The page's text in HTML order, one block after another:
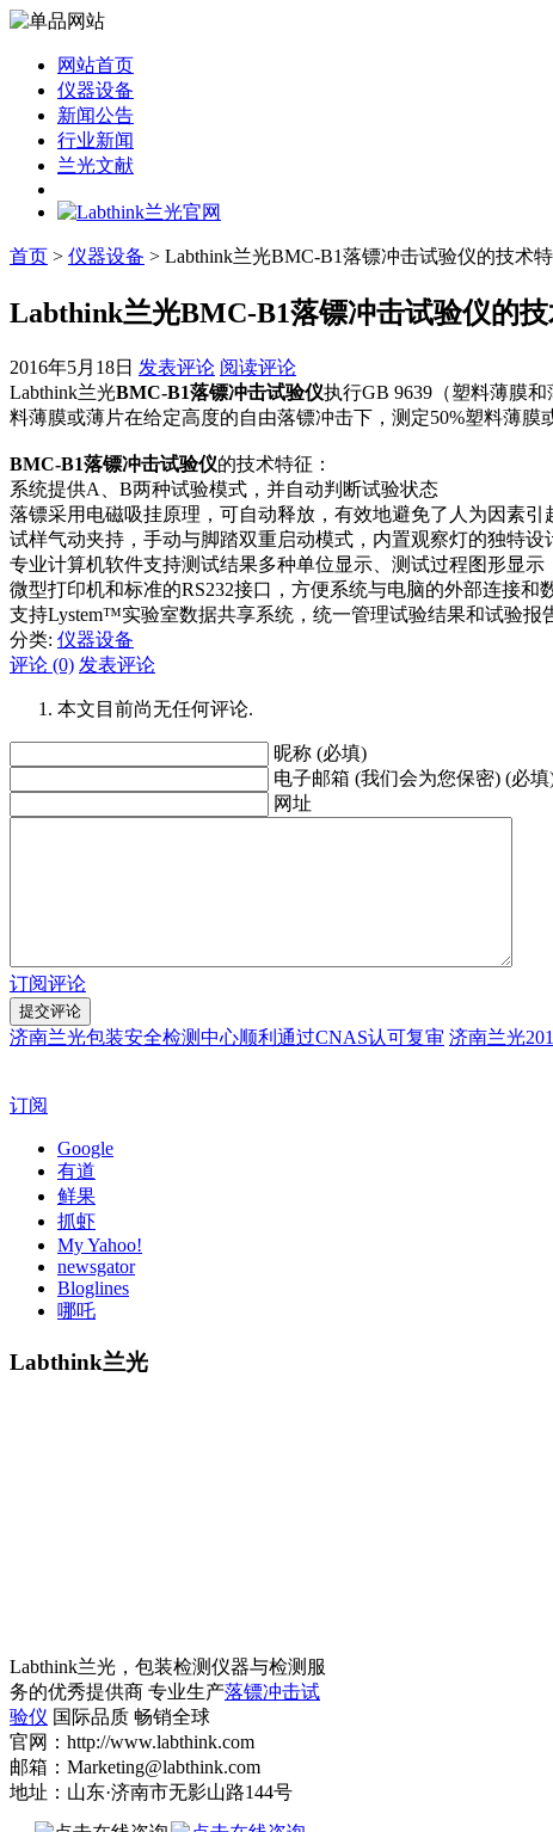
网站首页
仪器设备
新闻公告
行业新闻
兰光文献
首页 > 仪器设备 > Labthink兰光BMC-B1落镖冲击试验仪的技术
Labthink兰光BMC-B1落镖冲击试验仪的
2016年5月18日 发表评论 阅读评论
Labthink兰光BMC-B1落镖冲击试验仪执行GB 9639（塑料薄膜
料薄膜或薄片在给定高度的自由落镖冲击下，测定50%塑料薄膜
BMC-B1落镖冲击试验仪的技术特征：
系统提供A、B两种试验模式，并自动判断试验状态
落镖采用电磁吸挂原理，可自动释放，有效地避免了人为因素引
试样气动夹持，手动与脚踏双重启动模式，内置观察灯的独特
专业计算机软件支持测试结果多种单位显示、测试过程图形显
微型打印机和标准的RS232接口，方便系统与电脑的外部连接和
支持Lystem™实验室数据共享系统，统一管理试验结果和试验报
分类: 仪器设备
评论 (0) 发表评论
本文目前尚无任何评论.
昵称 (必填)
电子邮箱 (我们会为您保密) (必填
网址
订阅评论
济南兰光包装安全检测中心顺利通过CNAS认可复审 济南兰光
订阅
Google
有道
鲜果
抓虾
My Yahoo!
newsgator
Bloglines
哪吒
Labthink兰光
Labthink兰光，包装检测仪器与检测服
务的优秀提供商 专业生产落镖冲击试
验仪 国际品质 畅销全球
官网：http://www.labthink.com
邮箱：Marketing@labthink.com
地址：山东·济南市无影山路144号